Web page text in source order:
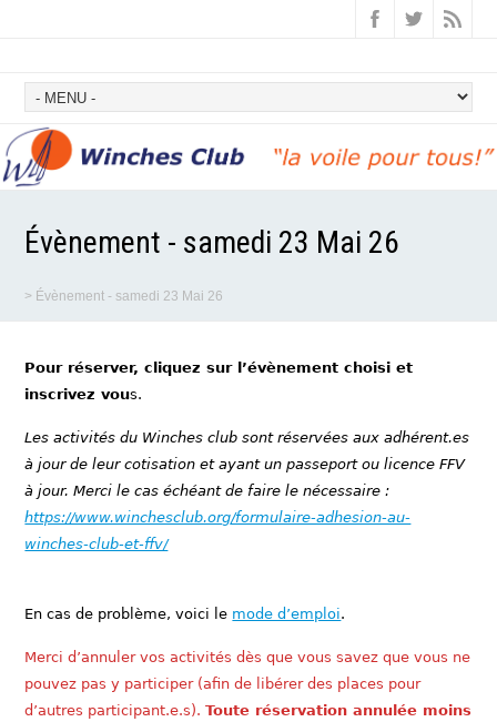
Évènement - samedi 23 Mai 26
> Évènement - samedi 23 Mai 26
Pour réserver, cliquez sur l’évènement choisi et
inscrivez vous.
Les activités du Winches club sont réservées aux adhérent.es
à jour de leur cotisation et ayant un passeport ou licence FFV
à jour. Merci le cas échéant de faire le nécessaire :
https://www.winchesclub.org/formulaire-adhesion-au-
winches-club-et-ffv/
En cas de problème, voici le mode d’emploi.
Merci d’annuler vos activités dès que vous savez que vous ne
pouvez pas y participer (afin de libérer des places pour
d’autres participant.e.s).Toute réservation annulée moins